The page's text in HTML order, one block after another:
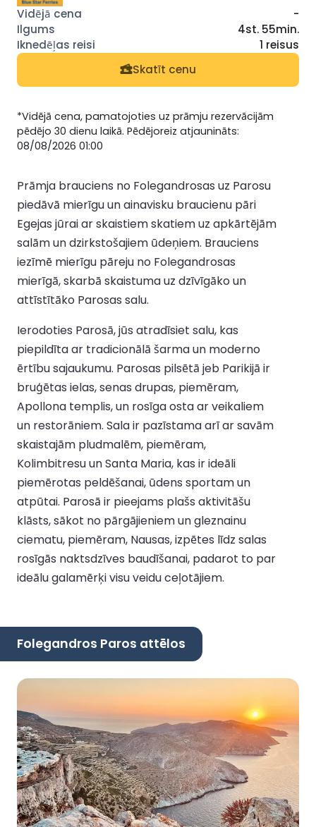
-
4st. 55min.
1 reisus
Skatīt cenu
*Vidējā cena, pamatojoties uz prāmju rezervācijām
pēdējo 30 dienu laikā. Pēdējoreiz atjaunināts:
08/08/2026 01:00
Prāmja brauciens no Folegandrosas uz Parosu
piedāvā mierīgu un ainavisku braucienu pāri
Egejas jūrai ar skaistiem skatiem uz apkārtējām
salām un dzirkstošajiem ūdeņiem. Brauciens
iezīmē mierīgu pāreju no Folegandrosas
mierīgā, skarbā skaistuma uz dzīvīgāko un
attīstītāko Parosas salu.
Ierodoties Parosā, jūs atradīsiet salu, kas
piepildīta ar tradicionālā šarma un moderno
ērtību sajaukumu. Parosas pilsētā jeb Parikijā ir
bruģētas ielas, senas drupas, piemēram,
Apollona templis, un rosīga osta ar veikaliem
un restorāniem. Sala ir pazīstama arī ar savām
skaistajām pludmalēm, piemēram,
Kolimbitresu un Santa Maria, kas ir ideāli
piemērotas peldēšanai, ūdens sportam un
atpūtai. Parosā ir pieejams plašs aktivitāšu
klāsts, sākot no pārgājieniem un gleznainu
ciematu, piemēram, Nausas, izpētes līdz salas
rosīgās naktsdzīves baudīšanai, padarot to par
ideālu galamērķi visu veidu ceļotājiem.
Folegandros Paros attēlos